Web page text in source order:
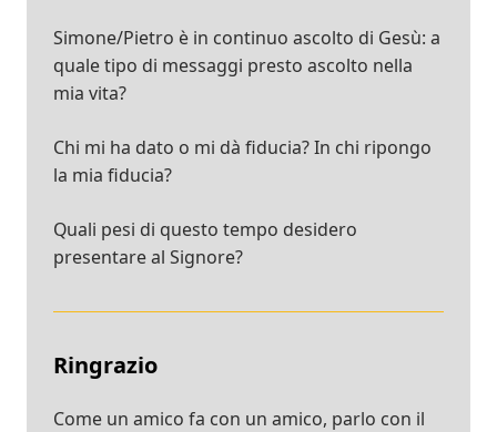
Simone/Pietro è in continuo ascolto di Gesù: a
quale tipo di messaggi presto ascolto nella
mia vita?
Chi mi ha dato o mi dà fiducia? In chi ripongo
la mia fiducia?
Quali pesi di questo tempo desidero
presentare al Signore?
Ringrazio
Come un amico fa con un amico, parlo con il